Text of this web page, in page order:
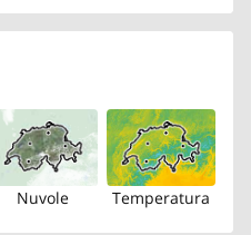
Nuvole Temperatura